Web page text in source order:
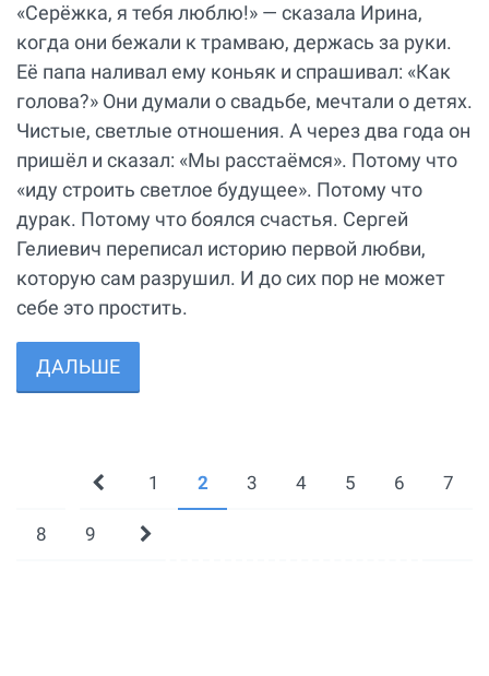
«Серёжка, я тебя люблю!» — сказала Ирина,
когда они бежали к трамваю, держась за руки.
Её папа наливал ему коньяк и спрашивал: «Как
голова?» Они думали о свадьбе, мечтали о детях.
Чистые, светлые отношения. А через два года он
пришёл и сказал: «Мы расстаёмся». Потому что
«иду строить светлое будущее». Потому что
дурак. Потому что боялся счастья. Сергей
Гелиевич переписал историю первой любви,
которую сам разрушил. И до сих пор не может
себе это простить.
ДАЛЬШЕ
1 2 3 4 5 6 7
8 9